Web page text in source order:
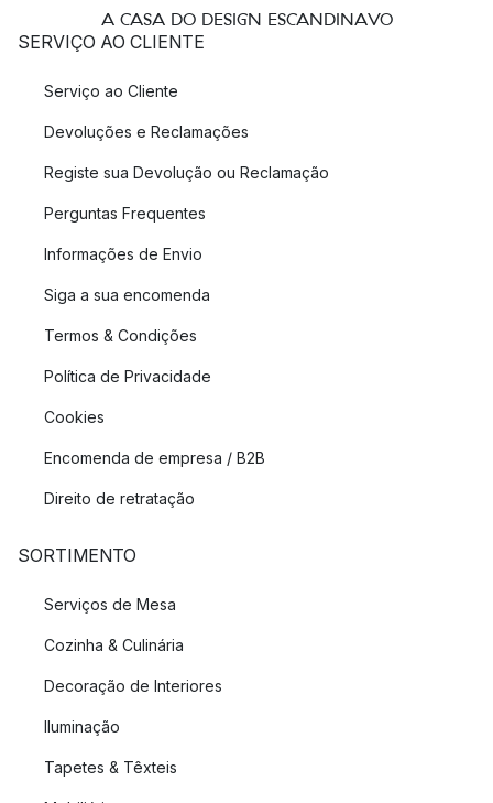
A CASA DO DESIGN ESCANDINAVO
SERVIÇO AO CLIENTE
Serviço ao Cliente
Devoluções e Reclamações
Registe sua Devolução ou Reclamação
Perguntas Frequentes
Informações de Envio
Siga a sua encomenda
Termos & Condições
Política de Privacidade
Cookies
Encomenda de empresa / B2B
Direito de retratação
SORTIMENTO
Serviços de Mesa
Cozinha & Culinária
Decoração de Interiores
Iluminação
Tapetes & Têxteis